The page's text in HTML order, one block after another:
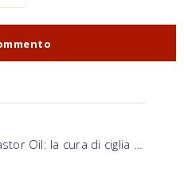
Oil: la cura di ciglia …